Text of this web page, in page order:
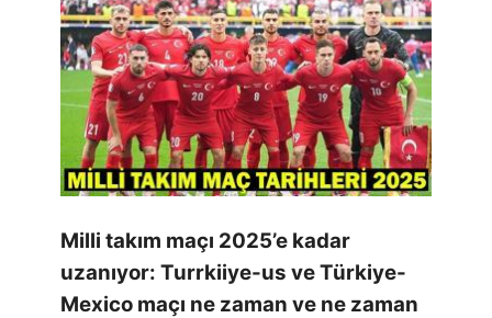
Milli takım maçı 2025’e kadar
uzanıyor: Turrkiiye-us ve Türkiye-
Mexico maçı ne zaman ve ne zaman